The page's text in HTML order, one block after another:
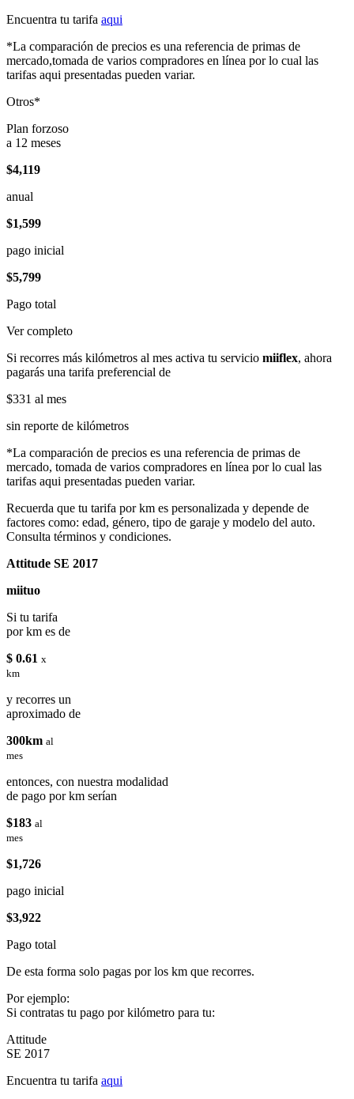
Encuentra tu tarifa aqui
*La comparación de precios es una referencia de primas de
mercado,tomada de varios compradores en línea por lo cual las
tarifas aqui presentadas pueden variar.
Otros*
Plan forzoso
a 12 meses
$4,119
anual
$1,599
pago inicial
$5,799
Pago total
Ver completo
Si recorres más kilómetros al mes activa tu servicio miiflex, ahora
pagarás una tarifa preferencial de
$331 al mes
sin reporte de kilómetros
*La comparación de precios es una referencia de primas de
mercado, tomada de varios compradores en línea por lo cual las
tarifas aqui presentadas pueden variar.
Recuerda que tu tarifa por km es personalizada y depende de
factores como: edad, género, tipo de garaje y modelo del auto.
Consulta términos y condiciones.
Attitude SE 2017
miituo
Si tu tarifa
por km es de
$ 0.61 x
km
y recorres un
aproximado de
300km al
mes
entonces, con nuestra modalidad
de pago por km serían
$183 al
mes
$1,726
pago inicial
$3,922
Pago total
De esta forma solo pagas por los km que recorres.
Por ejemplo:
Si contratas tu pago por kilómetro para tu:
Attitude
SE 2017
Encuentra tu tarifa aqui